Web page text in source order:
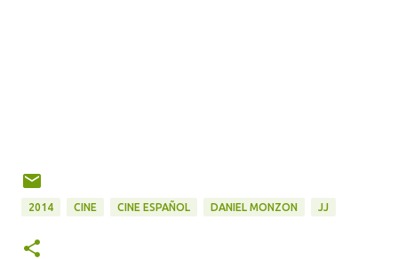
2014 CINE CINE ESPAÑOL DANIEL MONZON JJ